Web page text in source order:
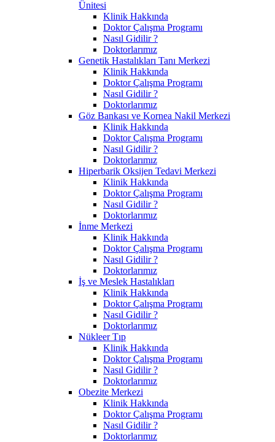
Ünitesi
Klinik Hakkında
Doktor Çalışma Programı
Nasıl Gidilir ?
Doktorlarımız
Genetik Hastalıkları Tanı Merkezi
Klinik Hakkında
Doktor Çalışma Programı
Nasıl Gidilir ?
Doktorlarımız
Göz Bankası ve Kornea Nakil Merkezi
Klinik Hakkında
Doktor Çalışma Programı
Nasıl Gidilir ?
Doktorlarımız
Hiperbarik Oksijen Tedavi Merkezi
Klinik Hakkında
Doktor Çalışma Programı
Nasıl Gidilir ?
Doktorlarımız
İnme Merkezi
Klinik Hakkında
Doktor Çalışma Programı
Nasıl Gidilir ?
Doktorlarımız
İş ve Meslek Hastalıkları
Klinik Hakkında
Doktor Çalışma Programı
Nasıl Gidilir ?
Doktorlarımız
Nükleer Tıp
Klinik Hakkında
Doktor Çalışma Programı
Nasıl Gidilir ?
Doktorlarımız
Obezite Merkezi
Klinik Hakkında
Doktor Çalışma Programı
Nasıl Gidilir ?
Doktorlarımız